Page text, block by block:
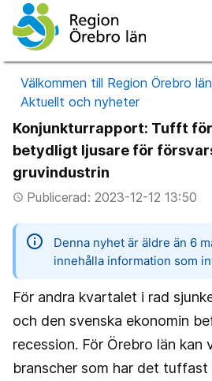
Välkommen till Region Örebro
Aktuellt och nyheter
Konjunkturrapport: Tufft
betydligt ljusare för
gruvindustrin
access_timePublicerad: 2023-12-12 13:50
information
Denna nyhet är äldre än 6
innehålla information som
För andra kvartalet i rad
och den svenska ekonomin
recession. För Örebro län
branscher som har det